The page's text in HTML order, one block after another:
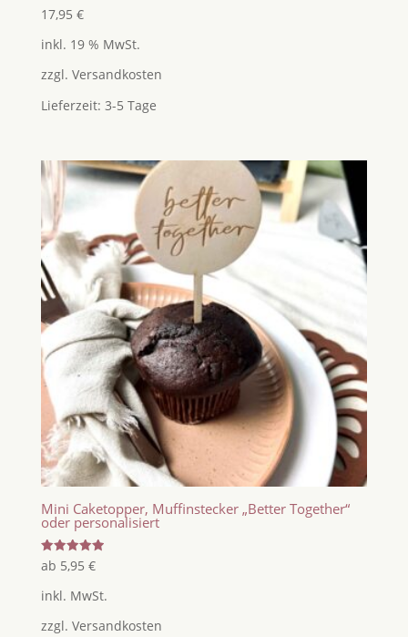
17,95 €
inkl. 19 % MwSt.
zzgl. Versandkosten
Lieferzeit: 3-5 Tage
Mini Caketopper, Muffinstecker „Better Together“
oder personalisiert
Bewertet
mit
von 5
ab 5,95 €
inkl. MwSt.
zzgl. Versandkosten